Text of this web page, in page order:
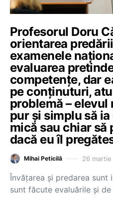
Profesorul Doru
orientarea
examenele
evaluarea
competențe, dar
pe conținuturi,
problemă – elevul
pur și simplu să
mică sau chiar să
dacă eu îl
Mihai Peticilă 26
Învățarea și predarea sunt
sunt făcute evaluările și